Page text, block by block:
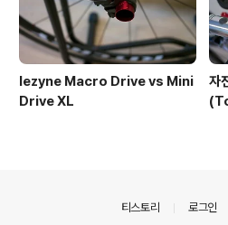
lezyne Macro Drive vs Mini
Drive XL
자
티스토리 로그인